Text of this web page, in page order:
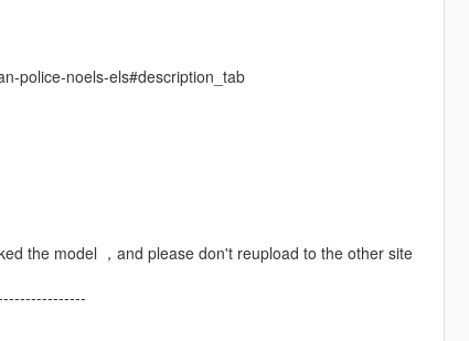
police-noels-els#description_tab
the model ，and please don't reupload to the other site